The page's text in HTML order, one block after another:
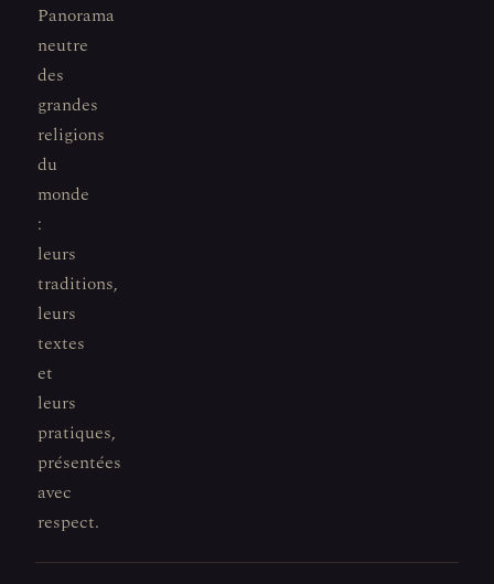
Panorama
neutre
des
grandes
religions
du
monde
:
leurs
traditions,
leurs
textes
et
leurs
pratiques,
présentées
avec
respect.